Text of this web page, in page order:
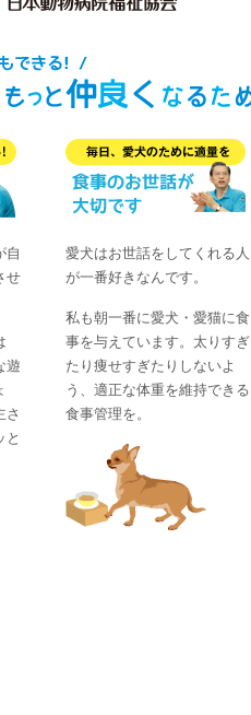
自
せ
遊
さ
と
愛犬はお世話をしてくれる人
が一番好きなんです。
私も朝一番に愛犬・愛猫に食
事を与えています。太りすぎ
たり痩せすぎたりしないよ
う、適正な体重を維持できる
食事管理を。